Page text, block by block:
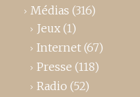
Médias (316)
Jeux (1)
Internet (67)
Presse (118)
Radio (52)